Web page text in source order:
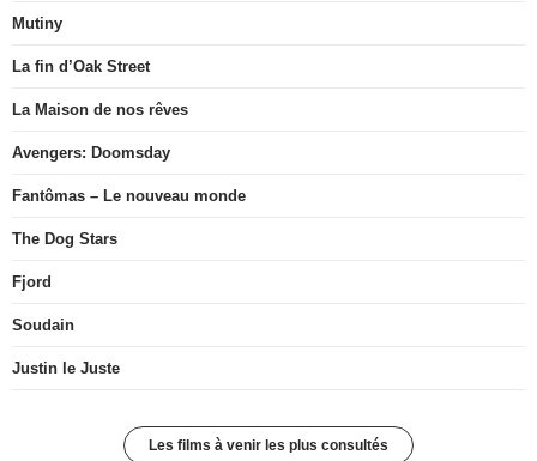
Mutiny
La fin d’Oak Street
La Maison de nos rêves
Avengers: Doomsday
Fantômas – Le nouveau monde
The Dog Stars
Fjord
Soudain
Justin le Juste
Les films à venir les plus consultés